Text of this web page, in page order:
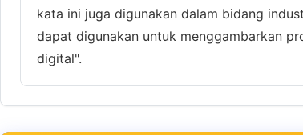
kata ini juga digunakan dalam bidang
dapat digunakan untuk menggambarkan
digital".